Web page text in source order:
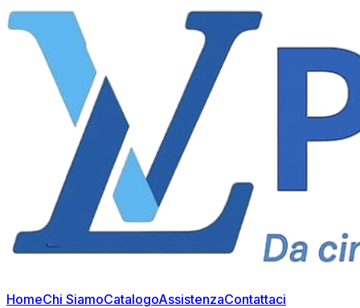
HomeChi SiamoCatalogoAssistenzaContattaci